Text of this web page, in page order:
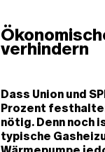
verhindern
Dass Union und
Prozent
nötig. Denn noch
typische